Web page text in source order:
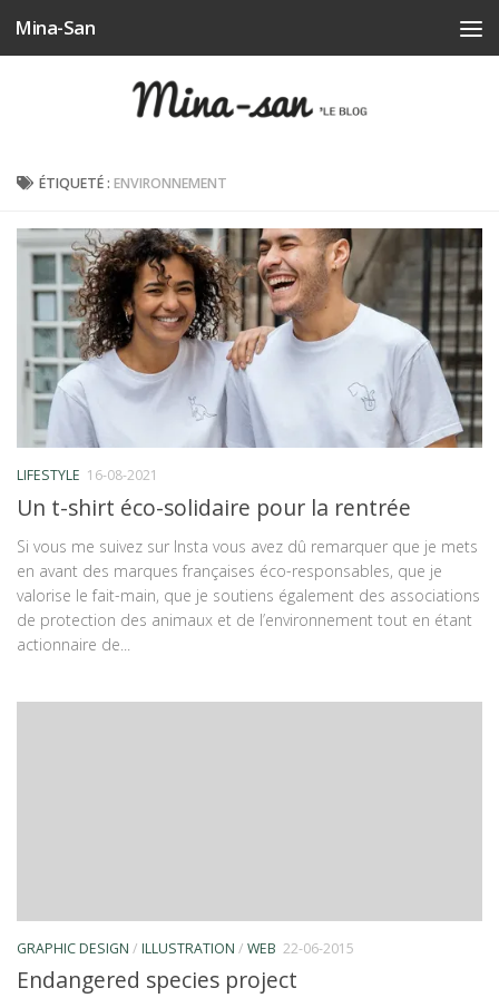
Skip to content
Mina-San
ÉTIQUETÉ :ENVIRONNEMENT
LIFESTYLE 16-08-2021
Un t-shirt éco-solidaire pour la rentrée
Si vous me suivez sur Insta vous avez dû remarquer que je mets
en avant des marques françaises éco-responsables, que je
valorise le fait-main, que je soutiens également des associations
de protection des animaux et de l’environnement tout en étant
actionnaire de...
GRAPHIC DESIGN / ILLUSTRATION / WEB 22-06-2015
Endangered species project